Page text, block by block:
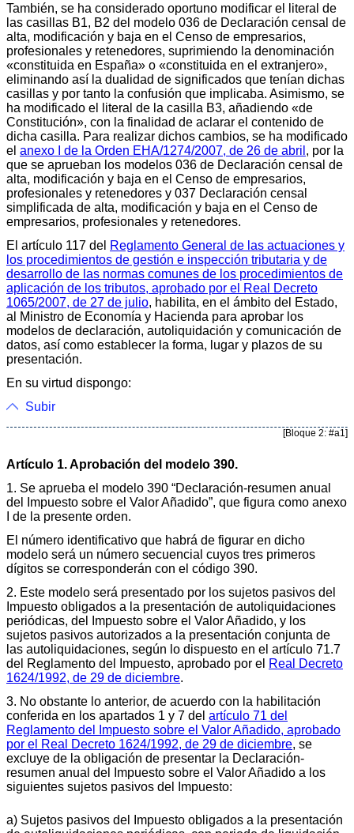
También, se ha considerado oportuno modificar el literal de
las casillas B1, B2 del modelo 036 de Declaración censal de
alta, modificación y baja en el Censo de empresarios,
profesionales y retenedores, suprimiendo la denominación
«constituida en España» o «constituida en el extranjero»,
eliminando así la dualidad de significados que tenían dichas
casillas y por tanto la confusión que implicaba. Asimismo, se
ha modificado el literal de la casilla B3, añadiendo «de
Constitución», con la finalidad de aclarar el contenido de
dicha casilla. Para realizar dichos cambios, se ha modificado
el anexo I de la Orden EHA/1274/2007, de 26 de abril , por la
que se aprueban los modelos 036 de Declaración censal de
alta, modificación y baja en el Censo de empresarios,
profesionales y retenedores y 037 Declaración censal
simplificada de alta, modificación y baja en el Censo de
empresarios, profesionales y retenedores.
El artículo 117 del Reglamento General de las actuaciones y
los procedimientos de gestión e inspección tributaria y de
desarrollo de las normas comunes de los procedimientos de
aplicación de los tributos, aprobado por el Real Decreto
1065/2007, de 27 de julio, habilita, en el ámbito del Estado,
al Ministro de Economía y Hacienda para aprobar los
modelos de declaración, autoliquidación y comunicación de
datos, así como establecer la forma, lugar y plazos de su
presentación.
En su virtud dispongo:
Subir
[Bloque 2: #a1]
Artículo 1. Aprobación del modelo 390.
1. Se aprueba el modelo 390 “Declaración-resumen anual
del Impuesto sobre el Valor Añadido”, que figura como anexo
I de la presente orden.
El número identificativo que habrá de figurar en dicho
modelo será un número secuencial cuyos tres primeros
dígitos se corresponderán con el código 390.
2. Este modelo será presentado por los sujetos pasivos del
Impuesto obligados a la presentación de autoliquidaciones
periódicas, del Impuesto sobre el Valor Añadido, y los
sujetos pasivos autorizados a la presentación conjunta de
las autoliquidaciones, según lo dispuesto en el artículo 71.7
del Reglamento del Impuesto, aprobado por el Real Decreto
1624/1992, de 29 de diciembre.
3. No obstante lo anterior, de acuerdo con la habilitación
conferida en los apartados 1 y 7 del artículo 71 del
Reglamento del Impuesto sobre el Valor Añadido, aprobado
por el Real Decreto 1624/1992, de 29 de diciembre, se
excluye de la obligación de presentar la Declaración-
resumen anual del Impuesto sobre el Valor Añadido a los
siguientes sujetos pasivos del Impuesto:
a) Sujetos pasivos del Impuesto obligados a la presentación